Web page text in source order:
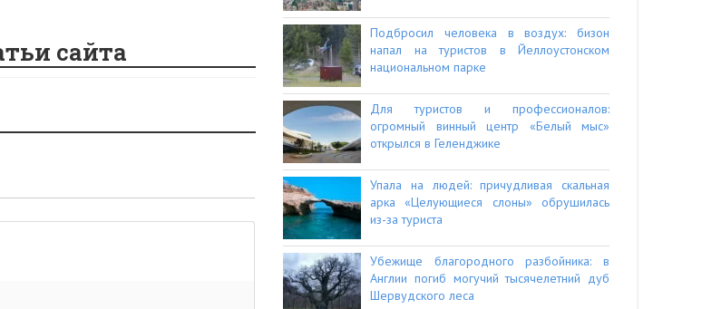
сайта
Подбросил человека в воздух: бизон
напал на туристов в Йеллоустонском
национальном парке
Для туристов и профессионалов:
огромный винный центр «Белый мыс»
открылся в Геленджике
Упала на людей: причудливая скальная
арка «Целующиеся слоны» обрушилась
из-за туриста
Убежище благородного разбойника: в
Англии погиб могучий тысячелетний дуб
Шервудского леса